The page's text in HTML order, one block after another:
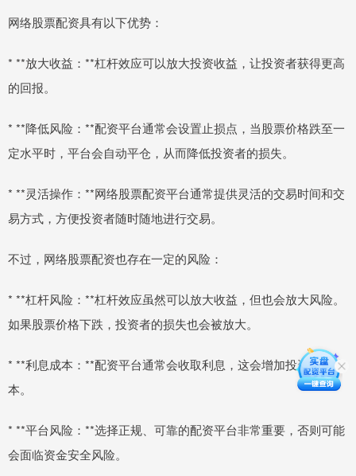
网络股票配资具有以下优势：
* **放大收益：**杠杆效应可以放大投资收益，让投资者获得更高
的回报。
* **降低风险：**配资平台通常会设置止损点，当股票价格跌至一
定水平时，平台会自动平仓，从而降低投资者的损失。
* **灵活操作：**网络股票配资平台通常提供灵活的交易时间和交
易方式，方便投资者随时随地进行交易。
不过，网络股票配资也存在一定的风险：
* **杠杆风险：**杠杆效应虽然可以放大收益，但也会放大风险。
如果股票价格下跌，投资者的损失也会被放大。
* **利息成本：**配资平台通常会收取利息，这会增加投资者的成
本。
* **平台风险：**选择正规、可靠的配资平台非常重要，否则可能
会面临资金安全风险。